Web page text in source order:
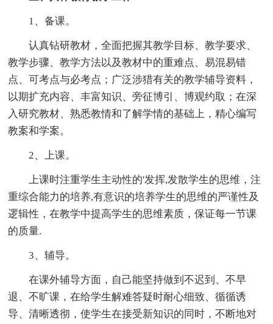
1、备课。
认真钻研教材，全面把握其教学目标、教学要求、
教学步骤、教学方法以及教材中的重难点、易混易错
点、可考点与必考点；广泛涉猎有关的教学辅导资料，
以期扩充内容、丰富知识、旁征博引、博观约取；在深
入研究教材、熟悉教情和了解学情的基础上，精心编写
教案和学案。
2、上课。
上课时注重学生主动性的'发挥,发散学生的思维，注
重综合能力的培养,有意识的培养学生的思维的严谨性及
逻辑性，在教学中提高学生的思维素质，保证每一节课
的质量.
3、辅导。
在课外辅导方面，自己能坚持做到不迟到、不早
退、不旷课，在给学生解难答疑时耐心细致、循循诱
导、清晰透彻，使学生在接受新知识的同时，不断地对